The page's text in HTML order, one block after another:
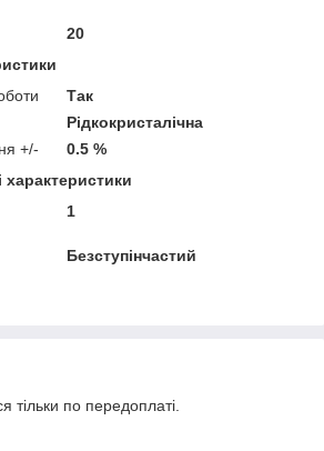
20
Так
Рідкокристалічна
+/-
0.5 %
1
Безступінчастий
тільки по передоплаті.